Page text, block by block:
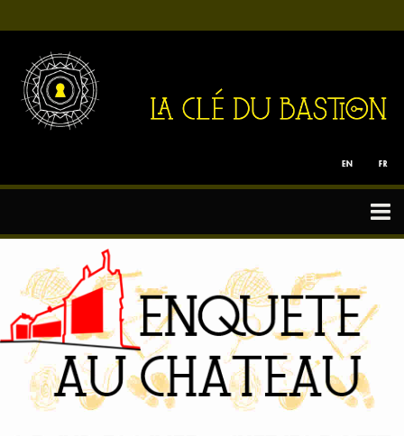
Tous nos Jeux
Particuliers
Team Building
Enfants
Bon cadeau